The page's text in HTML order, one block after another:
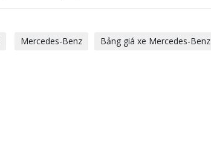
Mercedes-Benz Bảng giá xe Mercedes-Benz